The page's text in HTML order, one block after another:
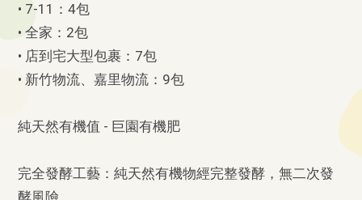
• 7-11：4包
• 全家：2包
• 店到宅大型包裹：7包
• 新竹物流、嘉里物流：9包
純天然有機值 - 巨園有機肥
完全發酵工藝：純天然有機物經完整發酵，無二次發